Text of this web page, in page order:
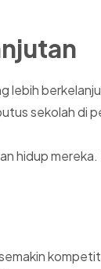
lebih
sekolah di
hidup mereka.